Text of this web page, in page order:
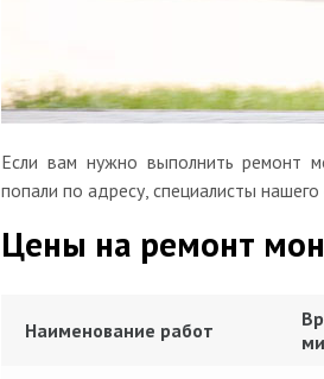
Если вам нужно выполнить ремонт
попали по адресу, специалисты
Цены на ремонт
Наименование работ